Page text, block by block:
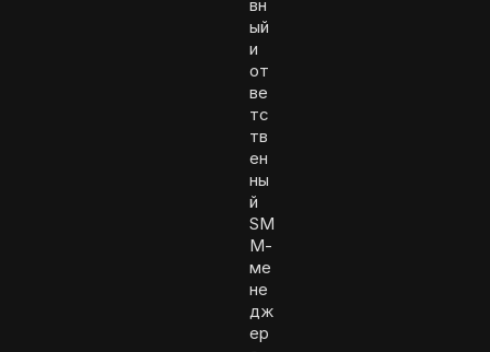
вн
ый
и
от
ве
тс
тв
ен
ны
й
SM
M-
ме
не
дж
ер